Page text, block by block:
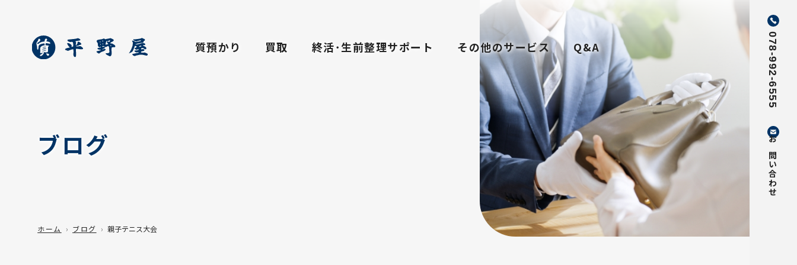
質預かり 買取 終活･生前整理サポート その他のサービス Q&A 078-992-6555
お問い合わせ
ブログ
ホーム ブログ 親子テニス大会